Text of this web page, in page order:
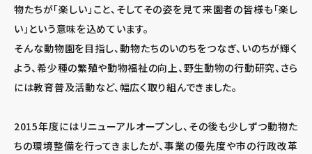
物たちが「楽しい」こと、そしてその姿を見て来園者の皆様も「楽し
い」という意味を込めています。
そんな動物園を目指し、動物たちのいのちをつなぎ、いのちが輝く
よう、希少種の繁殖や動物福祉の向上、野生動物の行動研究、さら
には教育普及活動など、幅広く取り組んできました。
2015年度にはリニューアルオープンし、その後も少しずつ動物た
ちの環境整備を行ってきましたが、事業の優先度や市の行政改革